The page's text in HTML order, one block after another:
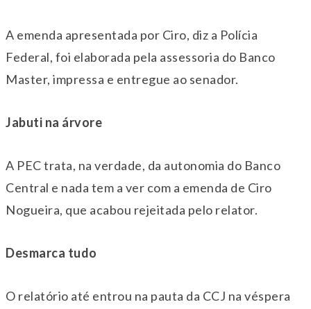
A emenda apresentada por Ciro, diz a Polícia
Federal, foi elaborada pela assessoria do Banco
Master, impressa e entregue ao senador.
Jabuti na árvore
A PEC trata, na verdade, da autonomia do Banco
Central e nada tem a ver com a emenda de Ciro
Nogueira, que acabou rejeitada pelo relator.
Desmarca tudo
O relatório até entrou na pauta da CCJ na véspera